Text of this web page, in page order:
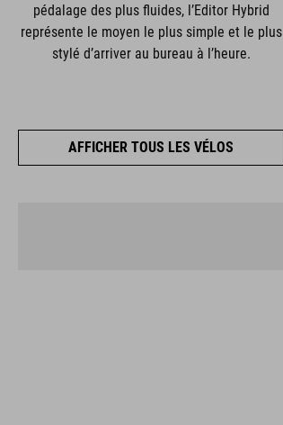
pédalage des plus fluides, l’Editor Hybrid
représente le moyen le plus simple et le plus
stylé d’arriver au bureau à l’heure.
AFFICHER TOUS LES VÉLOS